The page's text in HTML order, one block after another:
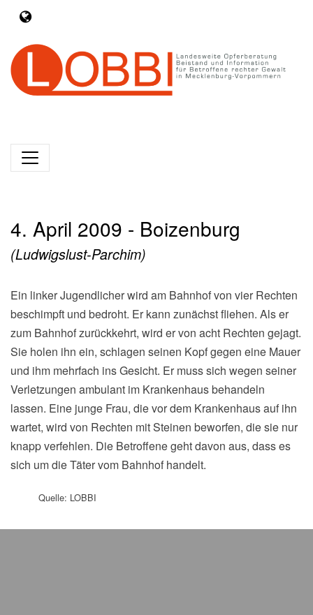
4. April 2009 - Boizenburg
(Ludwigslust-Parchim)
Ein linker Jugendlicher wird am Bahnhof von vier Rechten
beschimpft und bedroht. Er kann zunächst fliehen. Als er
zum Bahnhof zurückkehrt, wird er von acht Rechten gejagt.
Sie holen ihn ein, schlagen seinen Kopf gegen eine Mauer
und ihm mehrfach ins Gesicht. Er muss sich wegen seiner
Verletzungen ambulant im Krankenhaus behandeln
lassen. Eine junge Frau, die vor dem Krankenhaus auf ihn
wartet, wird von Rechten mit Steinen beworfen, die sie nur
knapp verfehlen. Die Betroffene geht davon aus, dass es
sich um die Täter vom Bahnhof handelt.
Quelle: LOBBI